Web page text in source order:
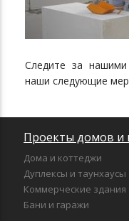
Следите за
наши следующие
Проекты домов и
Дома и коттеджи
Дуплексы и таунхаусы
Коммерческие здания
Бани и гаражи